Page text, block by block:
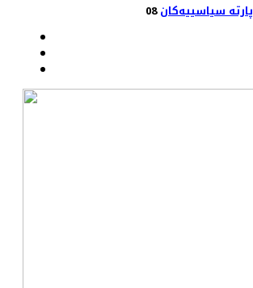
پارتە سیاسییەکان